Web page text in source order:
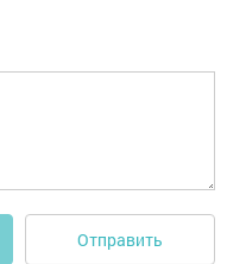
Отправить